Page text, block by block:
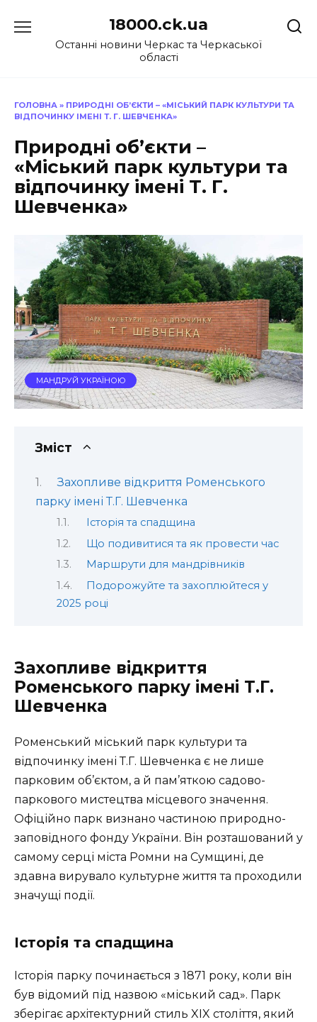
до
18000.ck.ua
Останні новини Черкас та Черкаської
області
ГОЛОВНА » ПРИРОДНІ ОБ’ЄКТИ – «МІСЬКИЙ ПАРК КУЛЬТУРИ ТА
ВІДПОЧИНКУ ІМЕНІ Т. Г. ШЕВЧЕНКА»
Природні об’єкти –
«Міський парк культури та
відпочинку імені Т. Г.
Шевченка»
МАНДРУЙ УКРАЇНОЮ
Зміст
Захопливе відкриття Роменського
парку імені Т.Г. Шевченка
Історія та спадщина
Що подивитися та як провести час
Маршрути для мандрівників
Подорожуйте та захоплюйтеся у
2025 році
Захопливе відкриття
Роменського парку імені Т.Г.
Шевченка
Роменський міський парк культури та
відпочинку імені Т.Г. Шевченка є не лише
парковим об’єктом, а й пам’яткою садово-
паркового мистецтва місцевого значення.
Офіційно парк визнано частиною природно-
заповідного фонду України. Він розташований у
самому серці міста Ромни на Сумщині, де
здавна вирувало культурне життя та проходили
значущі події.
Історія та спадщина
Історія парку починається з 1871 року, коли він
був відомий під назвою «міський сад». Парк
зберігає архітектурний стиль XIX століття, який